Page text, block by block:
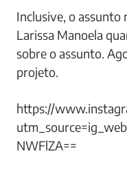
Inclusive, o
Larissa Manoela
sobre o assunto.
projeto.
https://
NWFlZA==